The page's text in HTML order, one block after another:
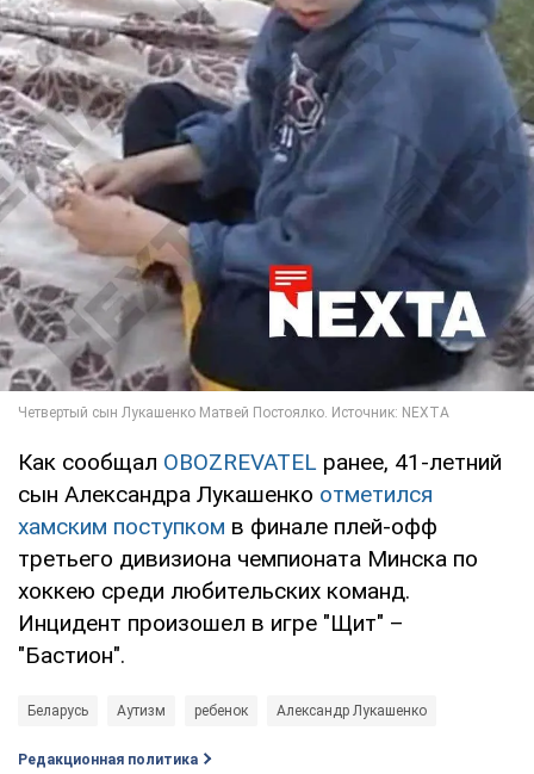
Как сообщал OBOZREVATEL ранее, 41-летний
сын Александра Лукашенко отметился
хамским поступком в финале плей-офф
третьего дивизиона чемпионата Минска по
хоккею среди любительских команд.
Инцидент произошел в игре "Щит" –
"Бастион".
Беларусь Аутизм ребенок Александр Лукашенко
Редакционная политика